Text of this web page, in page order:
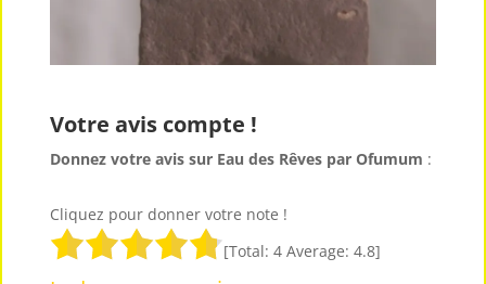
Votre avis compte !
Donnez votre avis sur Eau des Rêves par Ofumum :
Cliquez pour donner votre note !
[Total:4 Average:4.8]